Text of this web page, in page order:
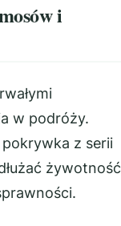
i
w podróży.
pokrywka z serii
żywotność